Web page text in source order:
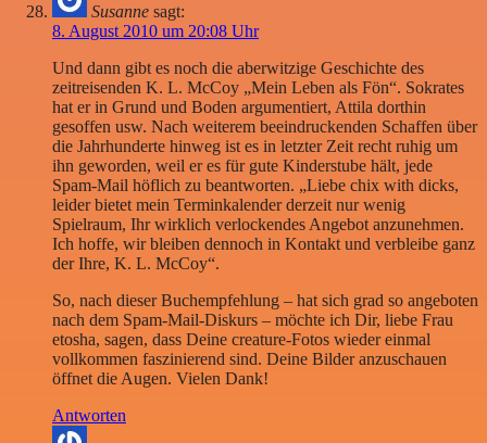
Susanne sagt:
8. August 2010 um 20:08 Uhr
Und dann gibt es noch die aberwitzige Geschichte des
zeitreisenden K. L. McCoy „Mein Leben als Fön“. Sokrates
hat er in Grund und Boden argumentiert, Attila dorthin
gesoffen usw. Nach weiterem beeindruckenden Schaffen über
die Jahrhunderte hinweg ist es in letzter Zeit recht ruhig um
ihn geworden, weil er es für gute Kinderstube hält, jede
Spam-Mail höflich zu beantworten. „Liebe chix with dicks,
leider bietet mein Terminkalender derzeit nur wenig
Spielraum, Ihr wirklich verlockendes Angebot anzunehmen.
Ich hoffe, wir bleiben dennoch in Kontakt und verbleibe ganz
der Ihre, K. L. McCoy“.
So, nach dieser Buchempfehlung – hat sich grad so angeboten
nach dem Spam-Mail-Diskurs – möchte ich Dir, liebe Frau
etosha, sagen, dass Deine creature-Fotos wieder einmal
vollkommen faszinierend sind. Deine Bilder anzuschauen
öffnet die Augen. Vielen Dank!
Antworten